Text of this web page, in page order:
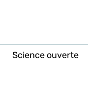
Science ouverte